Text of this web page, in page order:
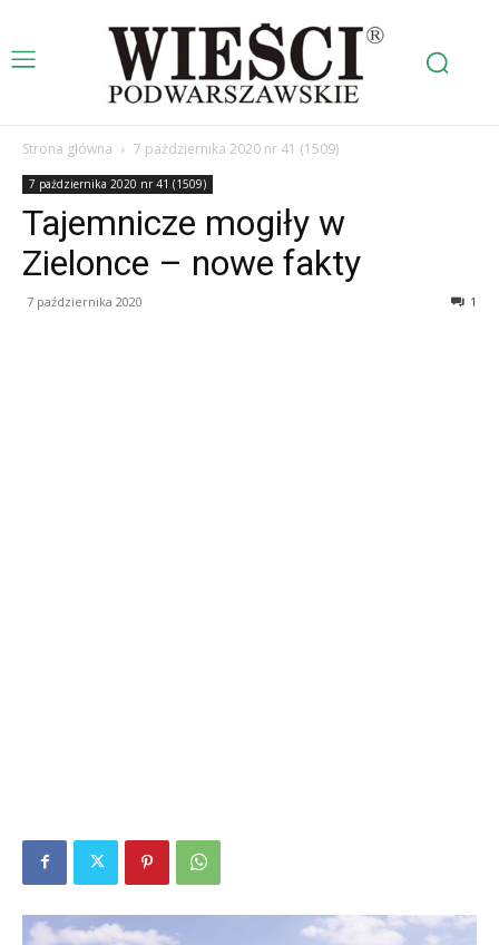
Strona główna 7 października 2020 nr 41 (1509)
7 października 2020 nr 41 (1509)
Tajemnicze mogiły w
Zielonce – nowe fakty
7 października 2020 1